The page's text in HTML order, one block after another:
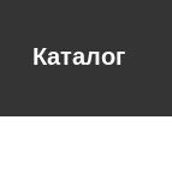
Каталог